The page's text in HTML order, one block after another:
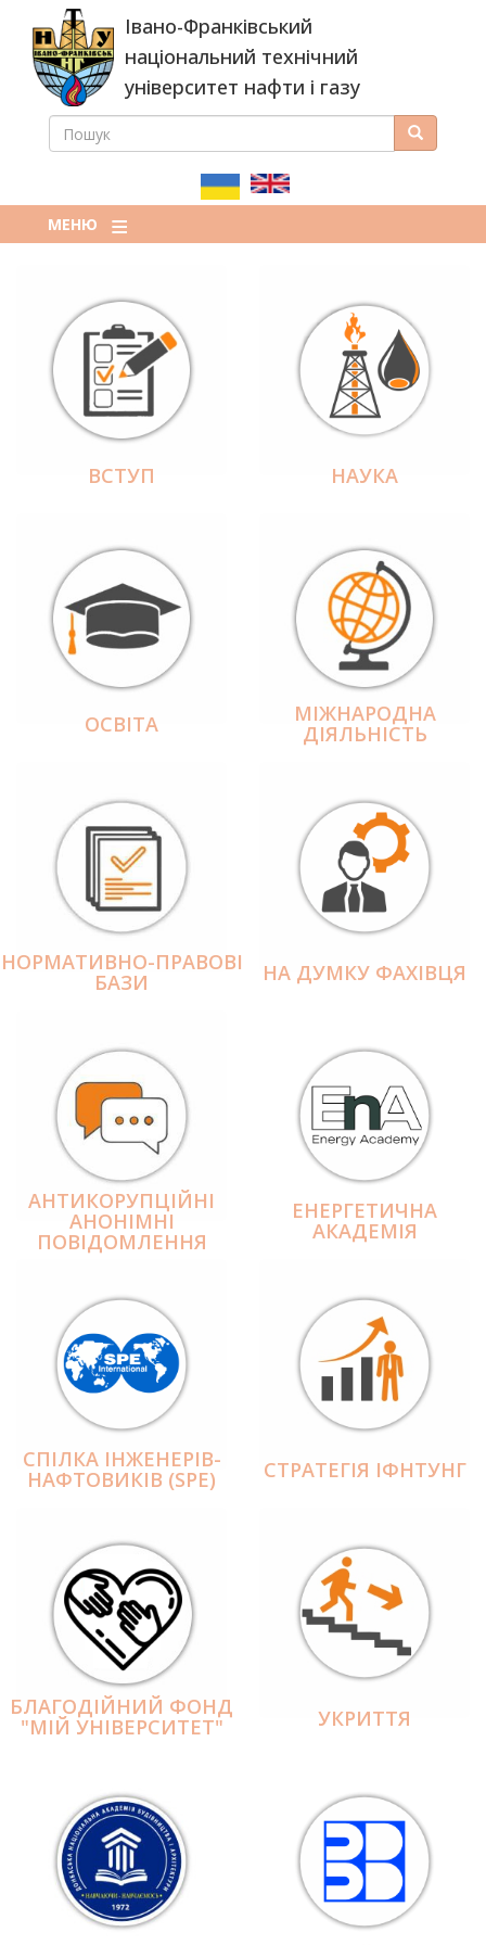
основного
вмісту
Івано-Франківський
національний технічний
університет нафти і газу
ПОШУКОВА
ПОШУК Пошук
МЕНЮ
ВСТУП НАУКА
ОСВІТА МІЖНАРОДНА
ДІЯЛЬНІCТЬ
НОРМАТИВНО-ПРАВОВІ
БАЗИ НА ДУМКУ ФАХІВЦЯ
АНТИКОРУПЦІЙНІ
АНОНІМНІ
ПОВІДОМЛЕННЯ
ЕНЕРГЕТИЧНА
АКАДЕМІЯ
СПІЛКА ІНЖЕНЕРІВ-
НАФТОВИКІВ (SPE) СТРАТЕГІЯ ІФНТУНГ
БЛАГОДІЙНИЙ ФОНД
"МІЙ УНІВЕРСИТЕТ" УКРИТТЯ